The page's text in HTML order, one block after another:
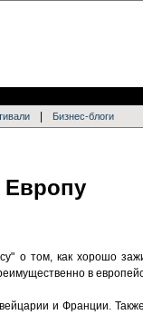
Бизнес-блоги
Европу
о том, как хорошо
в
и Франции.